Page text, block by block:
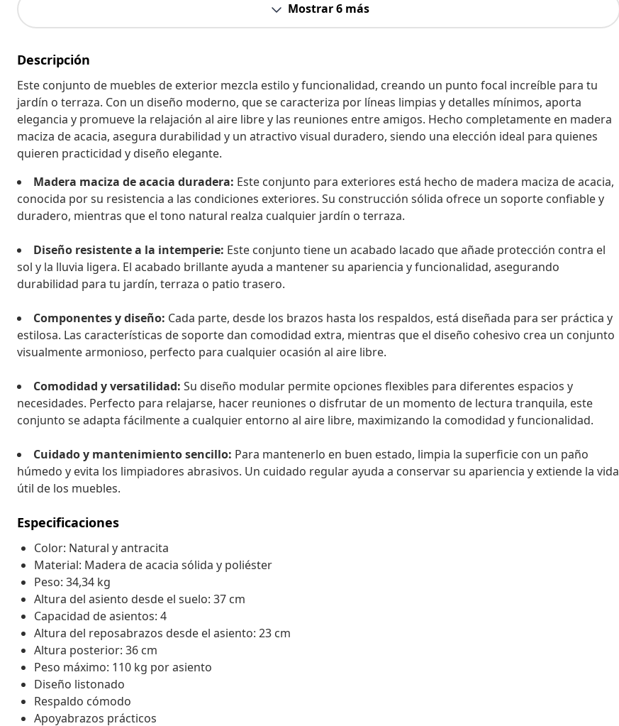
Mostrar 6 más
Descripción
Este conjunto de muebles de exterior mezcla estilo y funcionalidad, creando un punto focal increíble para tu
jardín o terraza. Con un diseño moderno, que se caracteriza por líneas limpias y detalles mínimos, aporta
elegancia y promueve la relajación al aire libre y las reuniones entre amigos. Hecho completamente en madera
maciza de acacia, asegura durabilidad y un atractivo visual duradero, siendo una elección ideal para quienes
quieren practicidad y diseño elegante.
Madera maciza de acacia duradera: Este conjunto para exteriores está hecho de madera maciza de acacia,
conocida por su resistencia a las condiciones exteriores. Su construcción sólida ofrece un soporte confiable y
duradero, mientras que el tono natural realza cualquier jardín o terraza.
Diseño resistente a la intemperie: Este conjunto tiene un acabado lacado que añade protección contra el
sol y la lluvia ligera. El acabado brillante ayuda a mantener su apariencia y funcionalidad, asegurando
durabilidad para tu jardín, terraza o patio trasero.
Componentes y diseño: Cada parte, desde los brazos hasta los respaldos, está diseñada para ser práctica y
estilosa. Las características de soporte dan comodidad extra, mientras que el diseño cohesivo crea un conjunto
visualmente armonioso, perfecto para cualquier ocasión al aire libre.
Comodidad y versatilidad: Su diseño modular permite opciones flexibles para diferentes espacios y
necesidades. Perfecto para relajarse, hacer reuniones o disfrutar de un momento de lectura tranquila, este
conjunto se adapta fácilmente a cualquier entorno al aire libre, maximizando la comodidad y funcionalidad.
Cuidado y mantenimiento sencillo: Para mantenerlo en buen estado, limpia la superficie con un paño
húmedo y evita los limpiadores abrasivos. Un cuidado regular ayuda a conservar su apariencia y extiende la vida
útil de los muebles.
Especificaciones
Color: Natural y antracita
Material: Madera de acacia sólida y poliéster
Peso: 34,34 kg
Altura del asiento desde el suelo: 37 cm
Capacidad de asientos: 4
Altura del reposabrazos desde el asiento: 23 cm
Altura posterior: 36 cm
Peso máximo: 110 kg por asiento
Diseño listonado
Respaldo cómodo
Apoyabrazos prácticos